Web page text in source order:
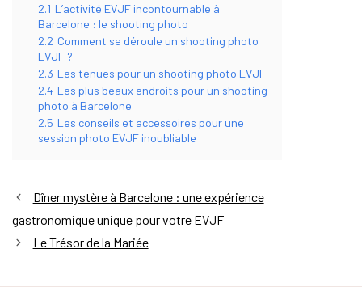
2.1 L’activité EVJF incontournable à
Barcelone : le shooting photo
2.2 Comment se déroule un shooting photo
EVJF ?
2.3 Les tenues pour un shooting photo EVJF
2.4 Les plus beaux endroits pour un shooting
photo à Barcelone
2.5 Les conseils et accessoires pour une
session photo EVJF inoubliable
Dîner mystère à Barcelone : une expérience
gastronomique unique pour votre EVJF
Le Trésor de la Mariée